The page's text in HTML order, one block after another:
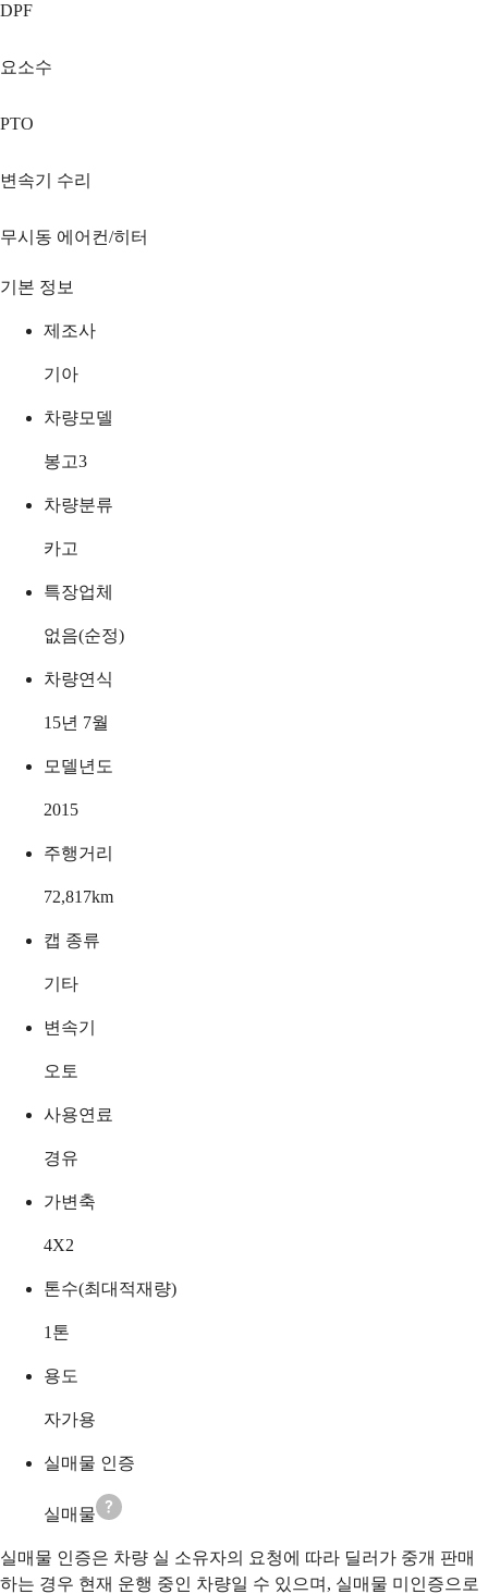
DPF
요소수
PTO
변속기 수리
무시동 에어컨/히터
기본 정보
제조사
기아
차량모델
봉고3
차량분류
카고
특장업체
없음(순정)
차량연식
15년 7월
모델년도
2015
주행거리
72,817km
캡 종류
기타
변속기
오토
사용연료
경유
가변축
4X2
톤수(최대적재량)
1 톤
용도
자가용
실매물 인증
실매물
실매물 인증은 차량 실 소유자의 요청에 따라 딜러가 중개 판매
하는 경우 현재 운행 중인 차량일 수 있으며, 실매물 미인증으로